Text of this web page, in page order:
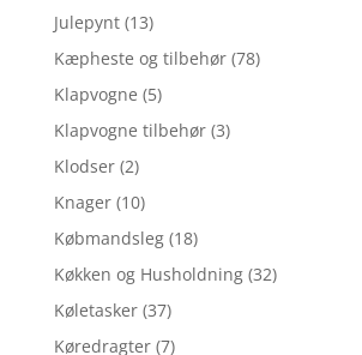
Julepynt (13)
Kæpheste og tilbehør (78)
Klapvogne (5)
Klapvogne tilbehør (3)
Klodser (2)
Knager (10)
Købmandsleg (18)
Køkken og Husholdning (32)
Køletasker (37)
Køredragter (7)